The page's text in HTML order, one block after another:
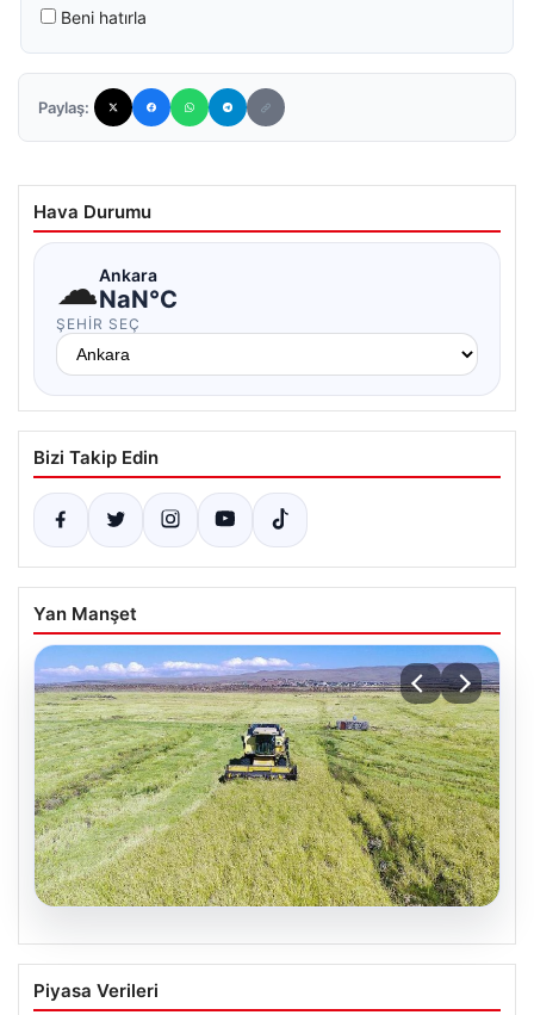
Beni hatırla
Paylaş:
Hava Durumu
☁Ankara
NaN°C
ŞEHIR SEÇ
Bizi Takip Edin
Yan Manşet
07.08.2026
Tarımsal destekleme ödemeleri bugün
hesaplara yatacak
Piyasa Verileri